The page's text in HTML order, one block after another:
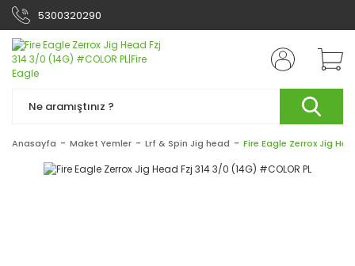
5300320290
Anasayfa Maket Yemler Lrf & Spin Jig head Fire Eagle Zerrox Jig